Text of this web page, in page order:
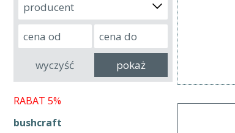
producent
RABAT 5%
bushcraft